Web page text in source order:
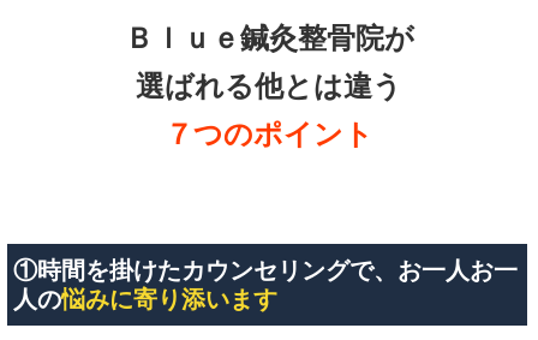
Ｂｌｕｅ鍼灸整骨院が
選ばれる他とは違う
７つのポイント
①時間を掛けたカウンセリングで、お一人お一
人の悩みに寄り添います